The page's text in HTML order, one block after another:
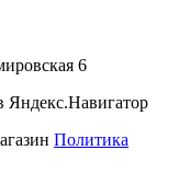
6
Политика